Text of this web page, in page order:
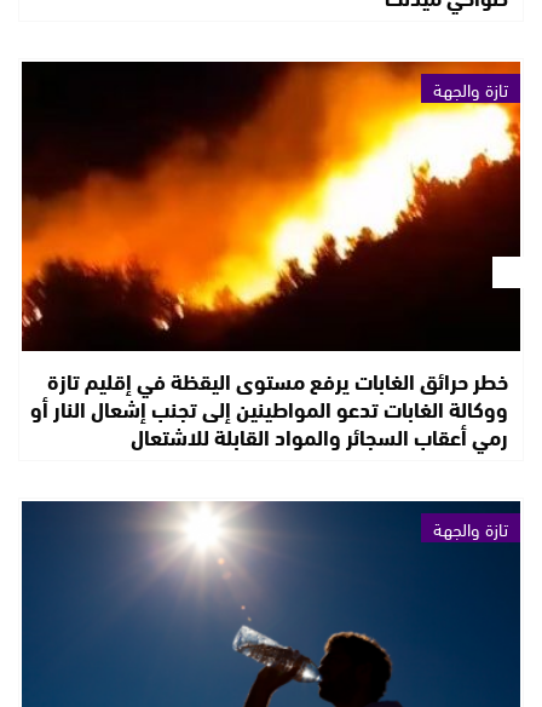
تازة والجهة
خطر حرائق الغابات يرفع مستوى اليقظة في إقليم تازة
ووكالة الغابات تدعو المواطينين إلى تجنب إشعال النار أو
رمي أعقاب السجائر والمواد القابلة للاشتعال
تازة والجهة